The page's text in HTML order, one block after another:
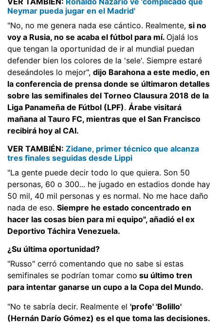
Neymar pueda jugar en el Madrid'
"No, no me genera nada ese cántico. Realmente, si no
voy a Rusia, no se acaba el fútbol para mí. Ojalá los
que tengan la oportunidad de ir al mundial puedan
defender bien los colores de la 'sele'. Siempre estaré
deseándoles lo mejor", dijo Barahona a este medio, en
la conferencia de prensa donde se últimaron detalles
sobre las semifinales del Torneo Clausura 2018 de la
Liga Panameña de Fútbol (LPF). Árabe visitará
mañana al Tauro FC, mientras que el San Francisco
recibirá hoy al CAI.
VER TAMBIÉN: Zidane, primer técnico que alcanza
tres finales seguidas desde Lippi
"La gente puede decir todo lo que quiera. Son 50
personas, 60 o 300... he jugado en estadios donde hay
50 mil, 40 mil personas y es normal. No me hace daño
nada de eso. Siempre he estado concentrado en
hacer las cosas bien para mi equipo", añadió el ex
Deportivo Táchira Venezuela.
¿Su última oportunidad?
"Russo" cerró comentando que no sabe si estas
semifinales se podrían tomar como su último tren
para intentar ganarse un cupo a la Copa del Mundo.
"No te sabría decir. Realmente el 'profe' 'Bolillo'
(Hernán Darío Gómez) es el que toma las decisiones.